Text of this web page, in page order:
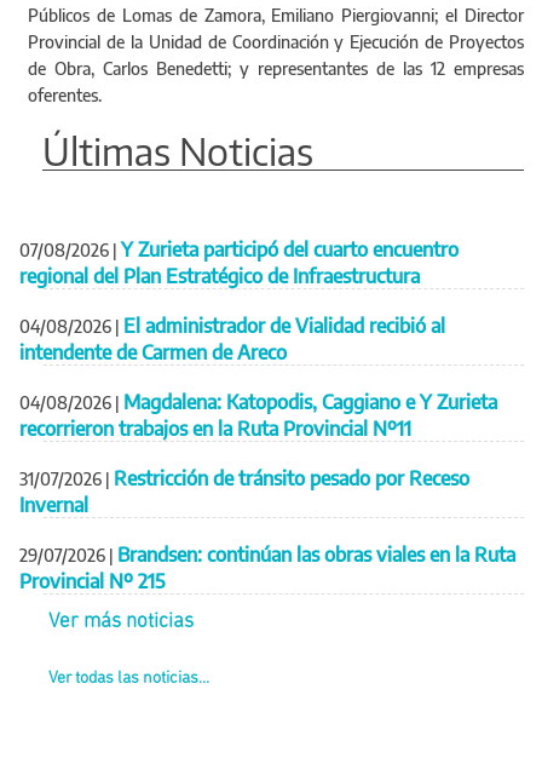
Públicos de Lomas de Zamora, Emiliano Piergiovanni; el Director
Provincial de la Unidad de Coordinación y Ejecución de Proyectos
de Obra, Carlos Benedetti; y representantes de las 12 empresas
oferentes.
Últimas Noticias
07/08/2026 | Y Zurieta participó del cuarto encuentro
regional del Plan Estratégico de Infraestructura
04/08/2026 | El administrador de Vialidad recibió al
intendente de Carmen de Areco
04/08/2026 | Magdalena: Katopodis, Caggiano e Y Zurieta
recorrieron trabajos en la Ruta Provincial Nº11
31/07/2026 | Restricción de tránsito pesado por Receso
Invernal
29/07/2026 | Brandsen: continúan las obras viales en la Ruta
Provincial Nº 215
Ver más noticias
Ver todas las noticias...